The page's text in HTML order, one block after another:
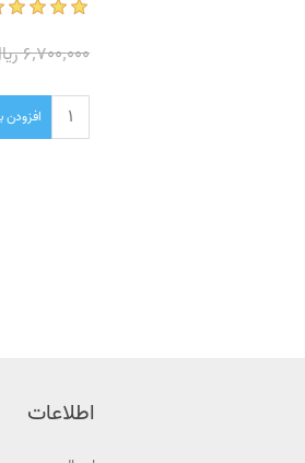
6٬700٬000 ریال
افزودن
اطلاعات